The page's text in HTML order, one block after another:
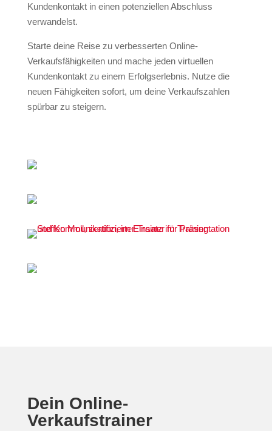
Kundenkontakt in einen potenziellen Abschluss
verwandelst.
Starte deine Reise zu verbesserten Online-
Verkaufsfähigkeiten und mache jeden virtuellen
Kundenkontakt zu einem Erfolgserlebnis. Nutze die
neuen Fähigkeiten sofort, um deine Verkaufszahlen
spürbar zu steigern.
Dein Online-
Verkaufstrainer